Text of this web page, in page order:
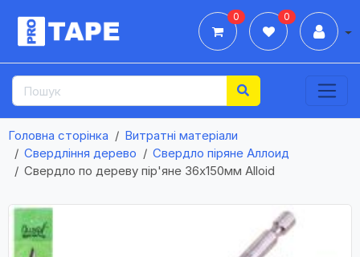
0 0
Головна сторінка
Витратні матеріали
Свердління дерево
Свердло піряне Aллоид
Свердло по дереву пір'яне 36x150мм Alloid